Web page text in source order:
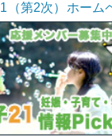
（第2次）ホーム